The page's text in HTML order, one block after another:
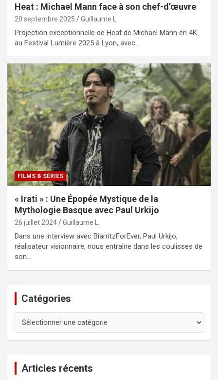
Heat : Michael Mann face à son chef-d’œuvre
20 septembre 2025 Guillaume L.
Projection exceptionnelle de Heat de Michael Mann en 4K
au Festival Lumière 2025 à Lyon, avec…
FILMS & SÉRIES
« Irati » : Une Épopée Mystique de la
Mythologie Basque avec Paul Urkijo
26 juillet 2024 Guillaume L.
Dans une interview avec BiarritzForEver, Paul Urkijo,
réalisateur visionnaire, nous entraîne dans les coulisses de
son…
Catégories
Articles récents